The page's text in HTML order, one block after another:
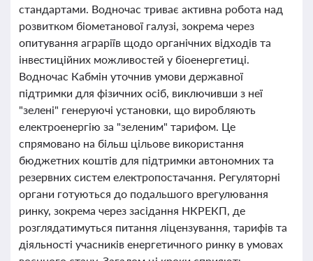
стандартами. Водночас триває активна робота над
розвитком біометанової галузі, зокрема через
опитування аграріїв щодо органічних відходів та
інвестиційних можливостей у біоенергетиці.
Водночас Кабмін уточнив умови державної
підтримки для фізичних осіб, виключивши з неї
"зелені" генеруючі установки, що виробляють
електроенергію за "зеленим" тарифом. Це
спрямовано на більш цільове використання
бюджетних коштів для підтримки автономних та
резервних систем електропостачання. Регуляторні
органи готуються до подальшого врегулювання
ринку, зокрема через засідання НКРЕКП, де
розглядатимуться питання ліцензування, тарифів та
діяльності учасників енергетичного ринку в умовах